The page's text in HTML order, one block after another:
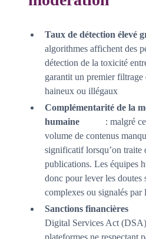
Taux de détection élevé
algorithmes affichent des
détection de la toxicité
garantit un premier filtrage
haineux ou illégaux
Complémentarité de la
humaine
: malgré
volume de contenus
significatif lorsqu’on traite
publications. Les équipes
donc pour lever les doutes
complexes ou signalés par
Sanctions financières
Digital Services Act
plateformes ne respectant